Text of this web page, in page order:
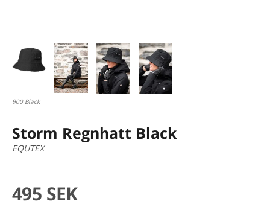
900 Black
Storm Regnhatt Black
EQUTEX
495 SEK